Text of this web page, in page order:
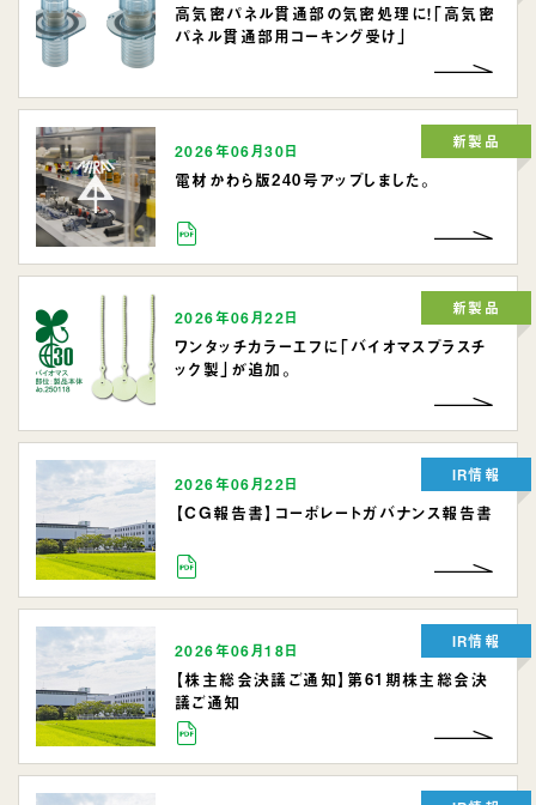
高気密パネル貫通部の気密処理に！「高気密
パネル貫通部用コーキング受け」
2026年06月30日
電材かわら版240号アップしました。
新製品
2026年06月22日
ワンタッチカラーエフに「バイオマスプラスチ
ック製」が追加。
新製品
2026年06月22日
【CG報告書】コーポレートガバナンス報告書
IR情報
2026年06月18日
【株主総会決議ご通知】第61期株主総会決
議ご通知
IR情報